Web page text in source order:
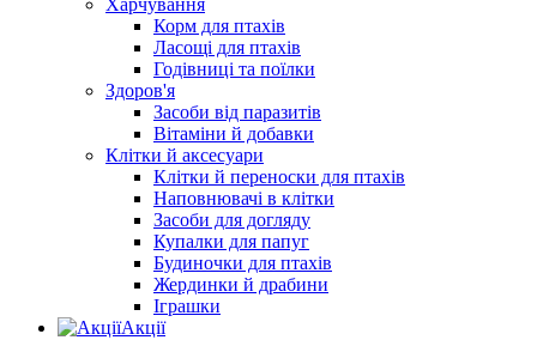
Харчування
Корм для птахів
Ласощі для птахів
Годівниці та поїлки
Здоров'я
Засоби від паразитів
Вітаміни й добавки
Клітки й аксесуари
Клітки й переноски для птахів
Наповнювачі в клітки
Засоби для догляду
Купалки для папуг
Будиночки для птахів
Жердинки й драбини
Іграшки
Акції